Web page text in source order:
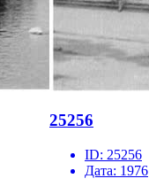
25256
ID: 25256
Дата: 1976